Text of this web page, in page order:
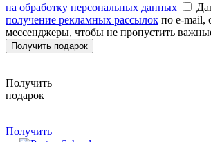
на обработку персональных данных
получение рекламных рассылок по e-mail,
мессенджеры, чтобы не пропустить
Получить подарок
Получить
подарок
Получить